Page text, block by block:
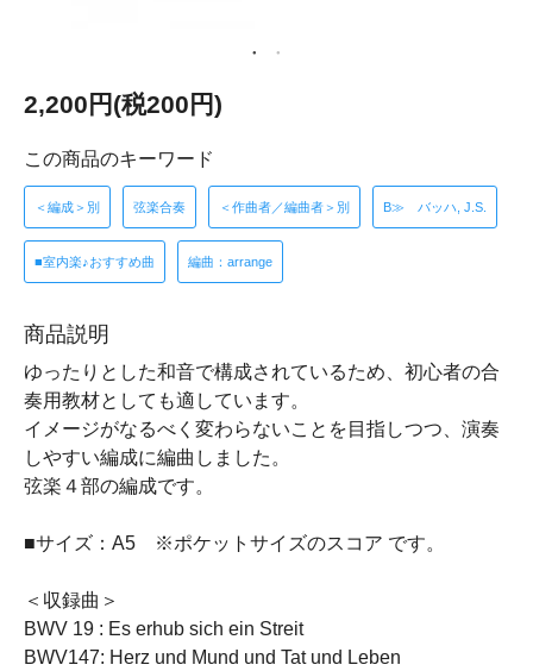
2,200円(税200円)
この商品のキーワード
＜編成＞別 弦楽合奏 ＜作曲者／編曲者＞別 B≫ バッハ, J.S.
■室内楽♪おすすめ曲 編曲：arrange
商品説明
ゆったりとした和音で構成されているため、初心者の合
奏用教材としても適しています。
イメージがなるべく変わらないことを目指しつつ、演奏
しやすい編成に編曲しました。
弦楽４部の編成です。
■サイズ：A5 ※ポケットサイズのスコア です。
＜収録曲＞
BWV 19 : Es erhub sich ein Streit
BWV147: Herz und Mund und Tat und Leben